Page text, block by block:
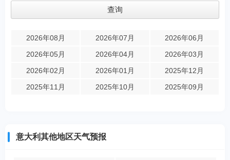
2026年08月 2026年07月
2026年06月
2026年05月
2026年04月
2026年03月
2026年02月
2026年01月
2025年12月
2025年11月
2025年10月 2025年09月
意大利其他地区天气预报